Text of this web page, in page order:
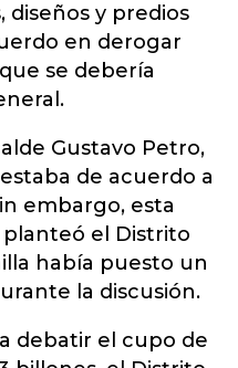
diseños y predios
en derogar
se debería
Gustavo Petro,
de acuerdo a
embargo, esta
el Distrito
había puesto un
la discusión.
debatir el cupo de